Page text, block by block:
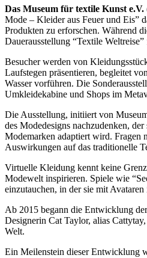
Das Museum für textile Kunst
Mode – Kleider aus Feuer und Eis”
Produkten zu erforschen. Während
Dauerausstellung “Textile
Besucher werden von
Laufstegen präsentieren, begleitet
Wasser vorführen. Die
Umkleidekabine und Shops im
Die Ausstellung, initiiert von
des Modedesigns nachzudenken,
Modemarken adaptiert wird.
Auswirkungen auf das traditionelle
Virtuelle Kleidung kennt keine
Modewelt inspirieren. Spiele wie
einzutauchen, in der sie mit
Ab 2015 begann die Entwicklung
Designerin Cat Taylor, alias
Welt.
Ein Meilenstein dieser Entwicklung